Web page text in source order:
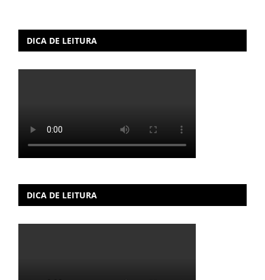
DICA DE LEITURA
DICA DE LEITURA